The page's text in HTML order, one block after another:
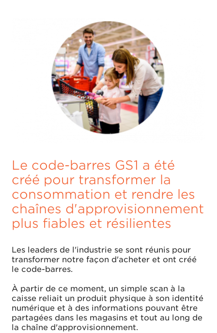
Le code-barres GS1 a été
créé pour transformer la
consommation et rendre les
chaînes d'approvisionnement
plus fiables et résilientes
Les leaders de l'industrie se sont réunis pour
transformer notre façon d'acheter et ont créé
le code-barres.
À partir de ce moment, un simple scan à la
caisse reliait un produit physique à son identité
numérique et à des informations pouvant être
partagées dans les magasins et tout au long de
la chaîne d'approvisionnement.